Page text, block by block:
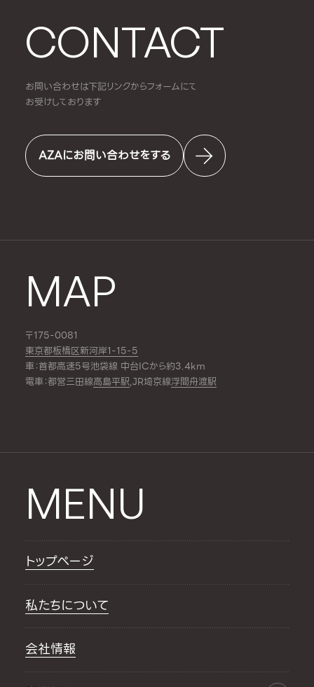
CONTACT
お問い合わせは下記リンクからフォームにて
お受けしております
AZAにお問い合わせをする
MAP
〒175-0081
東京都板橋区新河岸1-15-5
車：首都高速5号池袋線 中台ICから約3.4km
電車：都営三田線高島平駅,JR埼京線浮間舟渡駅
MENU
トップページ
私たちについて
会社情報